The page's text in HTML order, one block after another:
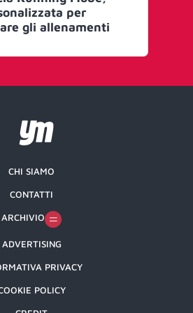
per
gli allenamenti
CHI SIAMO
CONTATTI
ARCHIVIO
ADVERTISING
PRIVACY
POLICY